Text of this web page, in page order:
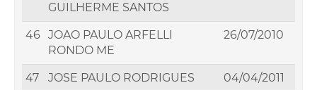
GUILHERME SANTOS
46 JOAO PAULO ARFELLI
RONDO ME
26/07/2010
47 JOSE PAULO RODRIGUES 04/04/2011